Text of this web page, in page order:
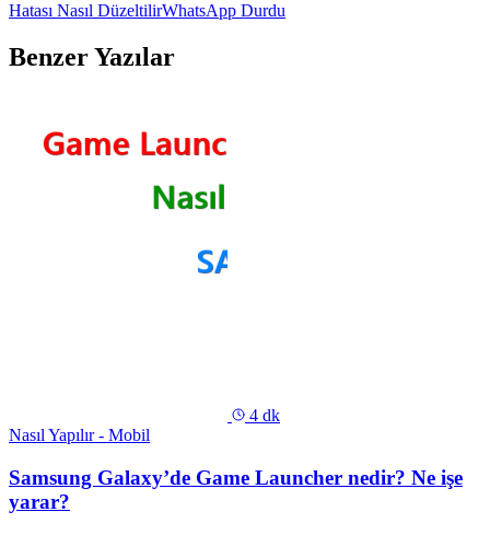
Hatası Nasıl DüzeltilirWhatsApp Durdu
Benzer Yazılar
4 dk
Nasıl Yapılır - Mobil
Samsung Galaxy’de Game Launcher nedir? Ne işe
yarar?